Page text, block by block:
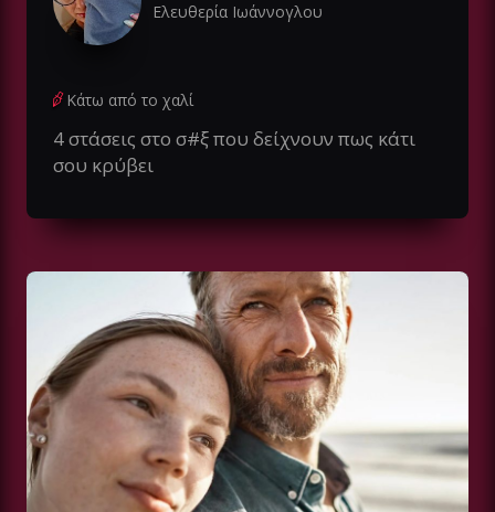
Ελευθερία Ιωάννογλου
Κάτω από το χαλί
4 στάσεις στο σ#ξ που δείχνουν πως κάτι
σου κρύβει